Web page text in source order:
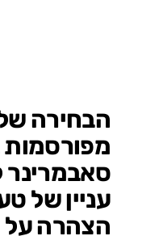
הבחירה
סאבמרינר
עניין של
הצהרה על